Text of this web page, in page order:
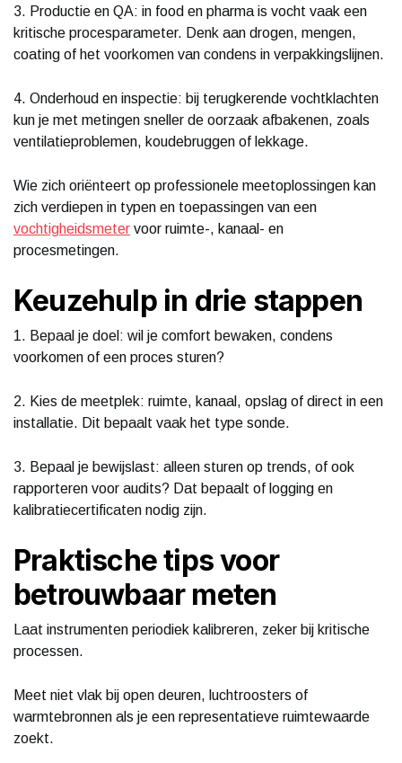
3. Productie en QA: in food en pharma is vocht vaak een
kritische procesparameter. Denk aan drogen, mengen,
coating of het voorkomen van condens in verpakkingslijnen.
4. Onderhoud en inspectie: bij terugkerende vochtklachten
kun je met metingen sneller de oorzaak afbakenen, zoals
ventilatieproblemen, koudebruggen of lekkage.
Wie zich oriënteert op professionele meetoplossingen kan
zich verdiepen in typen en toepassingen van een
vochtigheidsmeter voor ruimte-, kanaal- en
procesmetingen.
Keuzehulp in drie stappen
1. Bepaal je doel: wil je comfort bewaken, condens
voorkomen of een proces sturen?
2. Kies de meetplek: ruimte, kanaal, opslag of direct in een
installatie. Dit bepaalt vaak het type sonde.
3. Bepaal je bewijslast: alleen sturen op trends, of ook
rapporteren voor audits? Dat bepaalt of logging en
kalibratiecertificaten nodig zijn.
Praktische tips voor
betrouwbaar meten
Laat instrumenten periodiek kalibreren, zeker bij kritische
processen.
Meet niet vlak bij open deuren, luchtroosters of
warmtebronnen als je een representatieve ruimtewaarde
zoekt.